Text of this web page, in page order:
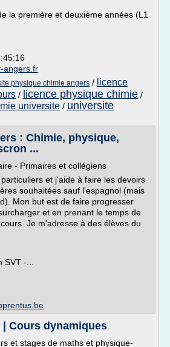
la première et deuxième années (L1
angers.fr
physique chimie angers / licence
/ licence physique chimie /
universite / universite
: Chimie, physique,
...
- Primaires et collégiens
et j'aide à faire les devoirs
souhaitées sauf l'espagnol (mais
Mon but est de faire progresser
et en prenant le temps de
Je m'adresse à des élèves du
-...
| Cours dynamiques
et stages de maths et physique-